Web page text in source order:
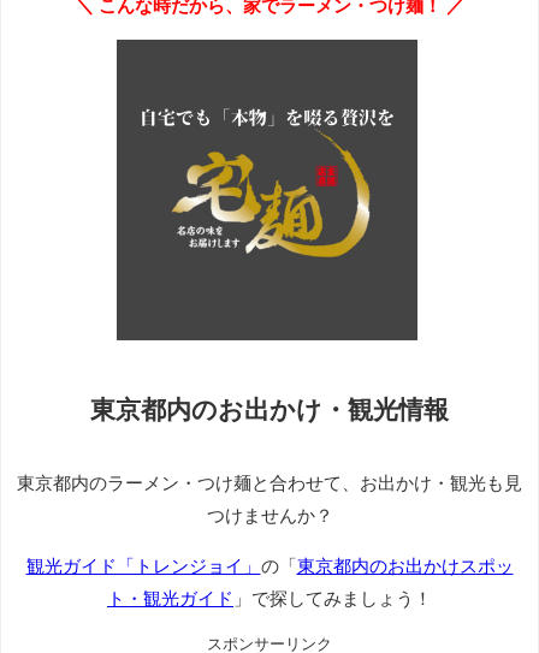
＼ こんな時だから、家でラーメン・つけ麺！ ／
東京都内のお出かけ・観光情報
東京都内のラーメン・つけ麺と合わせて、お出かけ・観光も見
つけませんか？
観光ガイド「トレンジョイ」 の「 東京都内のお出かけスポッ
ト・観光ガイド 」で探してみましょう！
スポンサーリンク